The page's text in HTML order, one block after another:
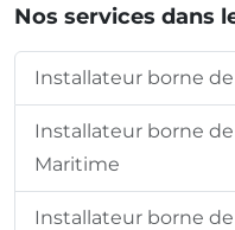
Nos services dans
Installateur borne
Installateur borne
Maritime
Installateur borne